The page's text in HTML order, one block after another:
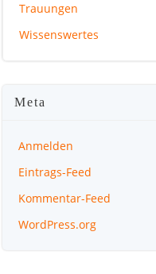
Trauungen
Wissenswertes
Meta
Anmelden
Eintrags-Feed
Kommentar-Feed
WordPress.org